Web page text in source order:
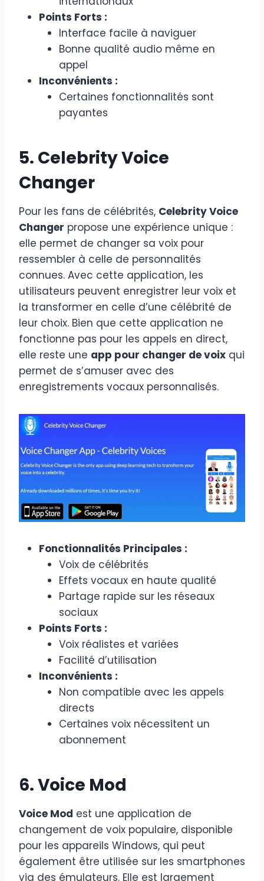
Points Forts :
Interface facile à naviguer
Bonne qualité audio même en
appel
Inconvénients :
Certaines fonctionnalités sont
payantes
5. Celebrity Voice
Changer
Pour les fans de célébrités, Celebrity Voice
Changer propose une expérience unique :
elle permet de changer sa voix pour
ressembler à celle de personnalités
connues. Avec cette application, les
utilisateurs peuvent enregistrer leur voix et
la transformer en celle d’une célébrité de
leur choix. Bien que cette application ne
fonctionne pas pour les appels en direct,
elle reste une app pour changer de voix qui
permet de s’amuser avec des
enregistrements vocaux personnalisés.
Fonctionnalités Principales :
Voix de célébrités
Effets vocaux en haute qualité
Partage rapide sur les réseaux
sociaux
Points Forts :
Voix réalistes et variées
Facilité d’utilisation
Inconvénients :
Non compatible avec les appels
directs
Certaines voix nécessitent un
abonnement
6. Voice Mod
Voice Mod est une application de
changement de voix populaire, disponible
pour les appareils Windows, qui peut
également être utilisée sur les smartphones
via des émulateurs. Elle est largement